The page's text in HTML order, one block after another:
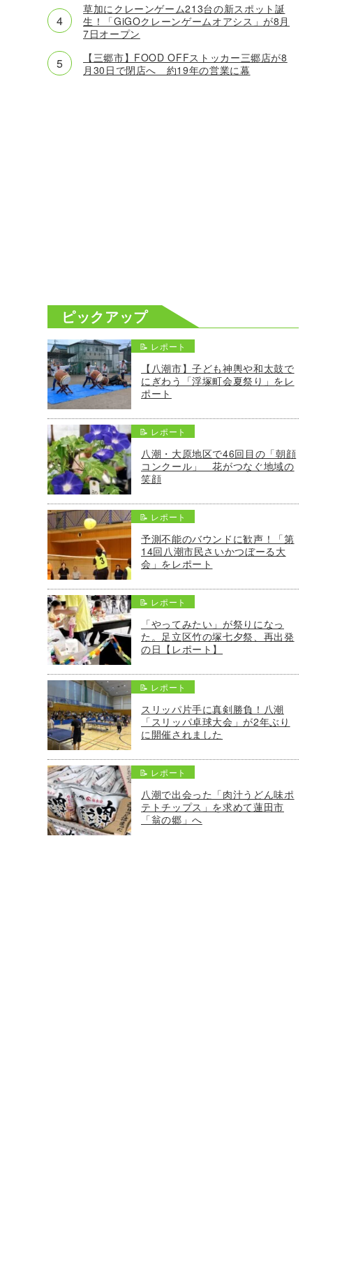
草加にクレーンゲーム213台の新スポット誕
生！「GiGOクレーンゲームオアシス」が8月
7日オープン
【三郷市】FOOD OFFストッカー三郷店が8
月30日で閉店へ 約19年の営業に幕
ピックアップ
📝 レポート
【八潮市】子ども神輿や和太鼓で
にぎわう「浮塚町会夏祭り」をレ
ポート
📝 レポート
八潮・大原地区で46回目の「朝顔
コンクール」 花がつなぐ地域の
笑顔
📝 レポート
予測不能のバウンドに歓声！「第
14回八潮市民さいかつぼーる大
会」をレポート
📝 レポート
「やってみたい」が祭りになっ
た。足立区竹の塚七夕祭、再出発
の日【レポート】
📝 レポート
スリッパ片手に真剣勝負！八潮
「スリッパ卓球大会」が2年ぶり
に開催されました
📝 レポート
八潮で出会った「肉汁うどん味ポ
テトチップス」を求めて蓮田市
「翁の郷」へ